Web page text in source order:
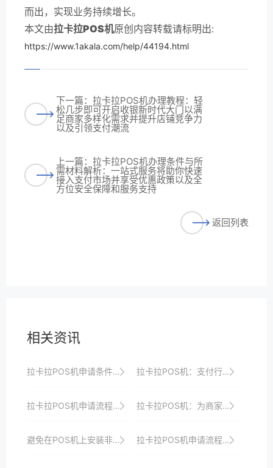
而出，实现业务持续增长。
本文由拉卡拉POS机原创内容转载请标明出:
https://www.1akala.com/help/44194.html
下一篇：拉卡拉POS机办理教程：轻
松几步即可开启收银新时代大门以满
足商家多样化需求并提升店铺竞争力
以及引领支付潮流
上一篇：拉卡拉POS机办理条件与所
需材料解析：一站式服务将助你快速
接入支付市场并享受优惠政策以及全
方位安全保障和服务支持
返回列表
相关资讯
拉卡拉POS机申请条件及审核时间详解 拉卡拉POS机：支付行业的领军品牌
拉卡拉POS机申请流程：线下申请的详细步骤 拉卡拉POS机：为商家量身定制的支付神器
避免在POS机上安装非官方软件，以防病毒或恶意软件。 拉卡拉POS机申请流程及使用注意事项详解